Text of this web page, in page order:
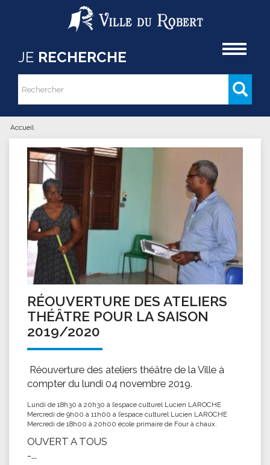
Aller au contenu principal
JE RECHERCHE
Formulaire de recherche
Rechercher
Vous êtes ici
Accueil
RÉOUVERTURE DES ATELIERS
THÉÂTRE POUR LA SAISON
2019/2020
Réouverture des ateliers théâtre de la Ville à
compter du lundi 04 novembre 2019.
Lundi de 18h30 à 20h30 à l’espace culturel Lucien LAROCHE
Mercredi de 9h00 à 11h00 à l’espace culturel Lucien LAROCHE
Mercredi de 18h00 à 20h00 école primaire de Four à chaux.
OUVERT A TOUS
-...